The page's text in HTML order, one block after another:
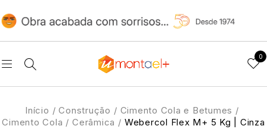
0
Início / Construção / Cimento Cola e Betumes /
Cimento Cola / Cerâmica / Webercol Flex M+ 5 Kg | Cinza